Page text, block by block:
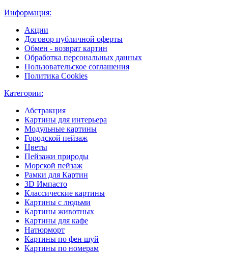
Информация:
Акции
Договор публичной оферты
Обмен - возврат картин
Обработка персональных данных
Пользовательское соглашения
Политика Cookies
Категории:
Абстракция
Картины для интерьера
Модульные картины
Городской пейзаж
Цветы
Пейзажи природы
Морской пейзаж
Рамки для Картин
3D Импасто
Классические картины
Картины с людьми
Картины животных
Картины для кафе
Натюрморт
Картины по фен шуй
Картины по номерам